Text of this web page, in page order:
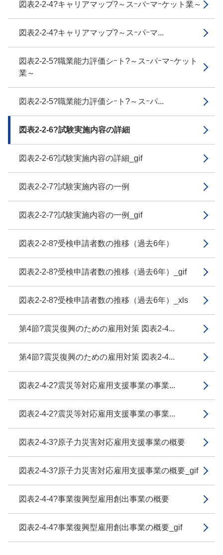
図表2-2-4?キャリアマップ?～スｰパｰマｰケット業～
図表2-2-4?キャリアマップ?～スｰパｰマ...
図表2-2-5?職業能力評価シｰト?～スｰパｰマｰケット
業～
図表2-2-5?職業能力評価シｰト?～スｰパ...
図表2-2-6?試験実施内容の詳細
図表2-2-6?試験実施内容の詳細_gif
図表2-2-7?試験実施内容の一例
図表2-2-7?試験実施内容の一例_gif
図表2-2-8?受検申請者数の推移（過去6年）
図表2-2-8?受検申請者数の推移（過去6年）_gif
図表2-2-8?受検申請者数の推移（過去6年）_xls
第4節?震災復興のための雇用対策 図表2-4...
第4節?震災復興のための雇用対策 図表2-4...
図表2-4-2?震災等対応雇用支援事業の事業...
図表2-4-2?震災等対応雇用支援事業の事業...
図表2-4-3?原子力災害対応雇用支援事業の概要
図表2-4-3?原子力災害対応雇用支援事業の概要_gif
図表2-4-4?事業復興型雇用創出事業の概要
図表2-4-4?事業復興型雇用創出事業の概要_gif